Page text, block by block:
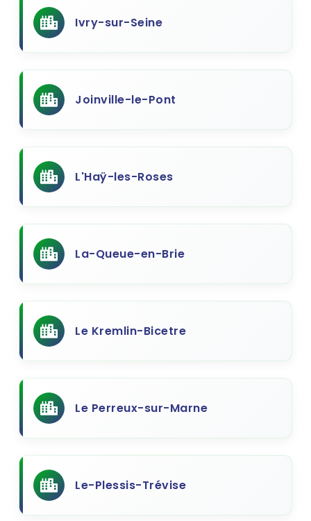
Ivry-sur-Seine
Joinville-le-Pont
L'Haÿ-les-Roses
La-Queue-en-Brie
Le Kremlin-Bicetre
Le Perreux-sur-Marne
Le-Plessis-Trévise